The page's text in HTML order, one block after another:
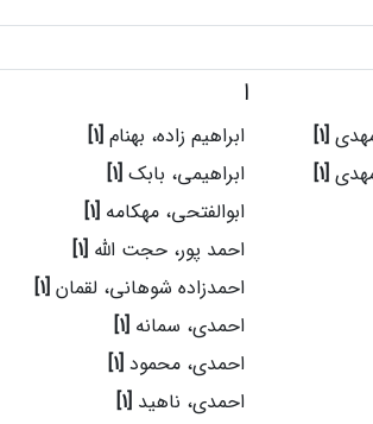
[1]
[1]
ا
ابراهیم زاده، بهنام [1]
ابراهیمی، بابک [1]
ابوالفتحی، مهکامه [1]
احمد پور، حجت الله [1]
احمدزاده شوهانی، لقمان [1]
احمدی، سمانه [1]
احمدی، محمود [1]
احمدی، ناهید [1]